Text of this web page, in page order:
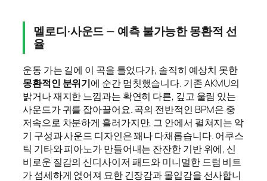
멜로디·사운드 — 예측 불가능한 몽환적 선
율
운동 가는 길에 이 곡을 틀었다가, 솔직히 예상치 못한
몽환적인 분위기에 순간 멈칫했습니다. 기존 AKMU의
밝거나 재지한 느낌과는 확연히 다른, 깊고 울림 있는
사운드가 귀를 잡아끌어요. 곡의 전반적인 BPM은 중
저속으로 차분하게 흘러가지만, 그 안에서 펼쳐지는 악
기 구성과 사운드 디자인은 꽤나 다채롭습니다. 어쿠스
틱 기타와 피아노가 만들어내는 잔잔한 기반 위에, 신
비로운 질감의 신디사이저 패드와 미니멀한 드럼 비트
가 섬세하게 얹어져 묘한 긴장감과 몰입감을 선사합니